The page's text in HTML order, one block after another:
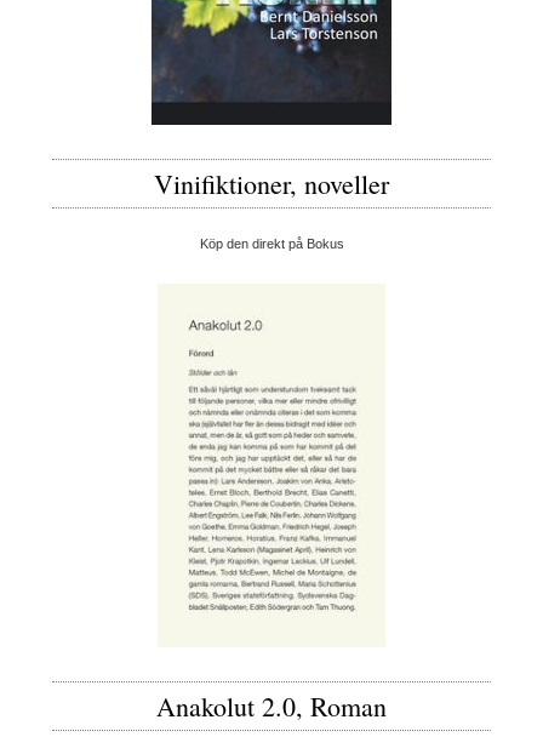
Vinifiktioner, noveller
Köp den direkt på Bokus
Anakolut 2.0, Roman